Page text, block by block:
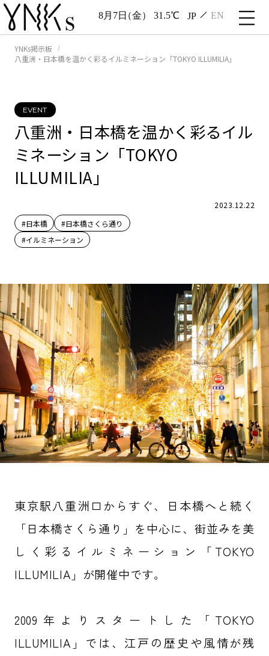
8月7日（金） 31.5℃ JP EN
YNKs掲示板
八重洲・日本橋を温かく彩るイルミネーション「TOKYO ILLUMILIA」
EVENT
八重洲・日本橋を温かく彩るイル
ミネーション「TOKYO
ILLUMILIA」
2023.12.22
#日本橋
#日本橋さくら通り
#イルミネーション
東京駅八重洲口からすぐ、日本橋へと続く
「日本橋さくら通り」を中心に、街並みを美
しく彩るイルミネーション「TOKYO
ILLUMILIA」が開催中です。
2009年よりスタートした「TOKYO
ILLUMILIA」では、江戸の歴史や風情が残